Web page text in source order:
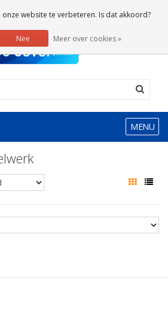
0 Artikelen
MENU
website te verbeteren. Is dat akkoord?
Nee Meer over cookies »